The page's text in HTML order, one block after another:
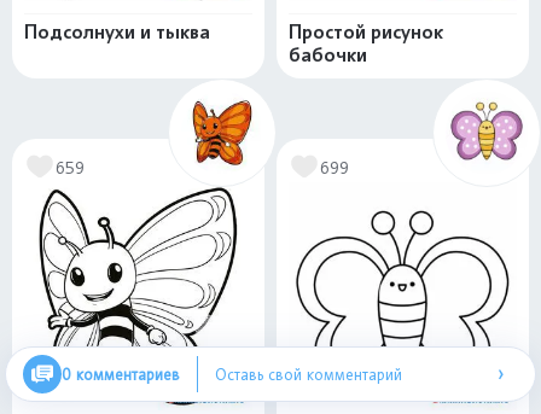
Подсолнухи и тыква
Простой рисунок
бабочки
659 699
0 комментариев Оставь свой комментарий ›